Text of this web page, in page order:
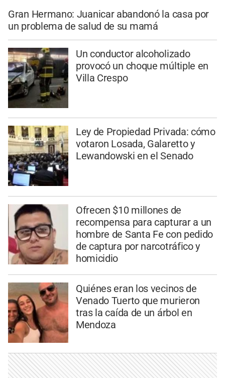
Gran Hermano: Juanicar abandonó la casa por
un problema de salud de su mamá
Un conductor alcoholizado
provocó un choque múltiple en
Villa Crespo
Ley de Propiedad Privada: cómo
votaron Losada, Galaretto y
Lewandowski en el Senado
Ofrecen $10 millones de
recompensa para capturar a un
hombre de Santa Fe con pedido
de captura por narcotráfico y
homicidio
Quiénes eran los vecinos de
Venado Tuerto que murieron
tras la caída de un árbol en
Mendoza